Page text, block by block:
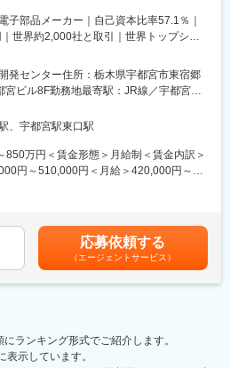
います。
開し、日本を中心に欧州・米国・アジア
ントを大切にする社風のもと、充実した
。
の引っ越し費用補助（社内規定あり）
時間まで）／フレックスタイム制／残業
・中国・ASEAN・インドなど世界各地で
生、産業機器分野を中心に幅広い業界と
も継続的に取り組んでいます。
子部品メーカー｜自己資本比率57.1％｜
世界約2,000社と取引｜世界トップシェ
Cabin Solutionの早期事業化に向け、
強化を目的とした採用です。
の製品開発を担当
ア開発に従事し、システム成立性検討か
、Atlassian 等
門性を持つエンジニアへ成長できる環境
おいて、新たな価値を実装しユーザーに
発センター住所：栃木県宇都宮市東宿郷
宮ビル8F勤務地最寄駅：JR線／宇都宮駅
禁煙変更の範囲：会社の定める事業所
、宇都宮駅東口駅
850万円＜賃金形態＞月給制＜賃金内訳＞
円～510,000円＜月給＞420,000円～
でも目安の金額であり、選考を通じて上
。月給(月額)は固定手当を含めた表記で
応募依頼する
（エージェントサービス）
ランキング形式でご紹介します。
示しています。